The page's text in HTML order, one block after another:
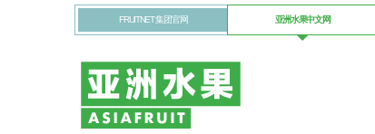
FRUITNET 集团官网 亚洲水果中文网